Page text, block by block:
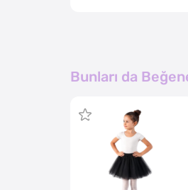
Bunları da